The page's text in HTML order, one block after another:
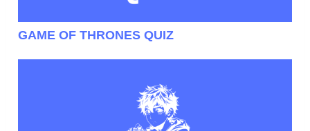
GAME OF THRONES QUIZ